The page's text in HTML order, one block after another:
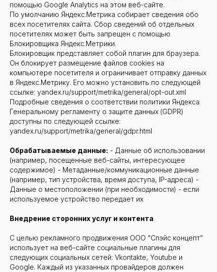
помощью Google Analytics на этом веб-сайте.
По умолчанию Яндекс.Метрика собирает сведения обо
всех посетителях сайта. Сбор сведений об отдельных
посетителях может быть запрещен с помощью
Блокировщика Яндекс.Метрики.
Блокировщик представляет собой плагин для браузера.
Он блокирует размещение файлов cookies на
компьютере посетителя и ограничивает отправку данных
в Яндекс.Метрику. Его можно установить по следующей
ссылке: yandex.ru/support/metrika/general/opt-out.xml
Подробные сведения о соответствии политики Яндекса
Генеральному регламенту о защите данных (GDPR)
доступны по следующей ссылке:
yandex.ru/support/metrika/general/gdpr.html
Обрабатываемые данные: - Данные об использовании
(например, посещенные веб-сайты, интересующее
содержимое) - Метаданные/коммуникационные данные
(например, тип устройства, время доступа, IP-адреса) -
Данные о местоположении (при необходимости) - если
используемое устройство передает их
Внедрение сторонних услуг и контента
С целью рекламного продвижения ООО “Спэйс концепт”
использует на веб-сайте социальные плагины для
следующих социальных сетей: Vkontakte, Youtube и
Google. Каждый из указанных провайдеров должен